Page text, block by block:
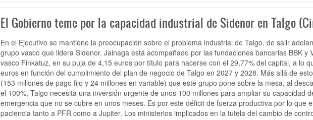
El Gobierno teme por la capacidad industrial de Sidenor en Talgo
En el Ejecutivo se mantiene la preocupación sobre el problema industrial de Talgo, de salir
grupo vasco que lidera Sidenor. Jainaga está acompañado por las fundaciones bancarias BBK y
vasco Finkatuz, en su puja de 4,15 euros por título para hacerse con el 29,77% del capital, a lo
euros en función del cumplimiento del plan de negocio de Talgo en 2027 y 2028. Más allá de
(153 millones de pago fijo y 24 millones en variable) que este grupo pone sobre la mesa, al
el 100%, Talgo necesita una inversión urgente de unos 100 millones para ampliar su capacidad
emergencia que no se cubre en unos meses. Es por este déficit de fuerza productiva por lo que
paciencia tanto a PFR como a Jupiter. Los ministerios implicados en la tutela del cambio de